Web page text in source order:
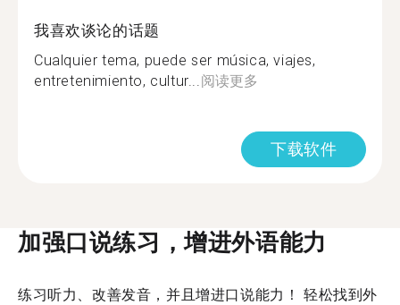
我喜欢谈论的话题
Cualquier tema, puede ser música, viajes,
entretenimiento, cultur... 阅读更多
下载软件
加强口说练习，增进外语能力
练习听力、改善发音，并且增进口说能力！ 轻松找到外